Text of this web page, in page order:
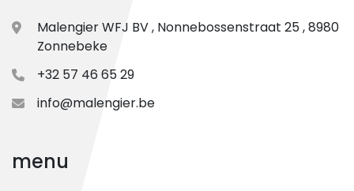
Malengier WFJ BV , Nonnebossenstraat 25 , 8980
Zonnebeke
+32 57 46 65 29
info@malengier.be
menu